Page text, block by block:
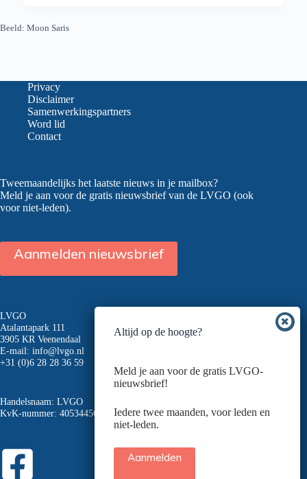
Beeld: Moon Saris
Privacy
Disclaimer
Samenwerkingspartners
Word lid
Contact
Tweemaandelijks het laatste nieuws in je mailbox?
Meld je aan voor de gratis nieuwsbrief van de LVGO (ook
voor niet-leden).
Aanmelden nieuwsbrief
LVGO
Atalantapark 111
3905 KR Veenendaal
E-mail: info@lvgo.nl
+31 (0)6 28 28 36 59
Handelsnaam: LVGO
KvK-nummer: 40534456
Altijd op de hoogte?
Meld je aan voor de gratis LVGO-
nieuwsbrief!
Iedere twee maanden, voor leden en
niet-leden.
Aanmelden